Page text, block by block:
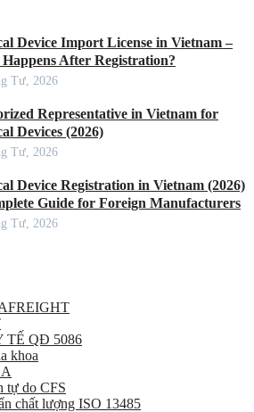
Device Import License in Vietnam –
After Registration?
Tư, 2026
Representative in Vietnam for
Devices (2026)
Tư, 2026
Device Registration in Vietnam (2026)
Guide for Foreign Manufacturers
Tư, 2026
TẾ QĐ 5086
khoa
tự do CFS
chất lượng ISO 13485